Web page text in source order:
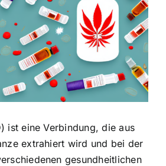
ist eine Verbindung, die aus
extrahiert wird und bei der
gesundheitlichen